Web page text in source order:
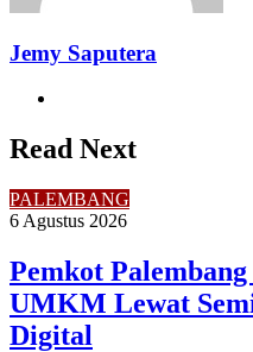
Jemy Saputera
Read Next
PALEMBANG
6 Agustus 2026
Pemkot
UMKM Lewat
Digital